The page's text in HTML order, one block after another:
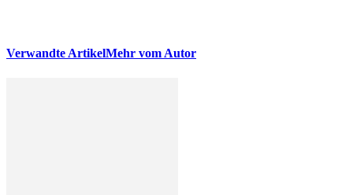
Verwandte ArtikelMehr vom Autor